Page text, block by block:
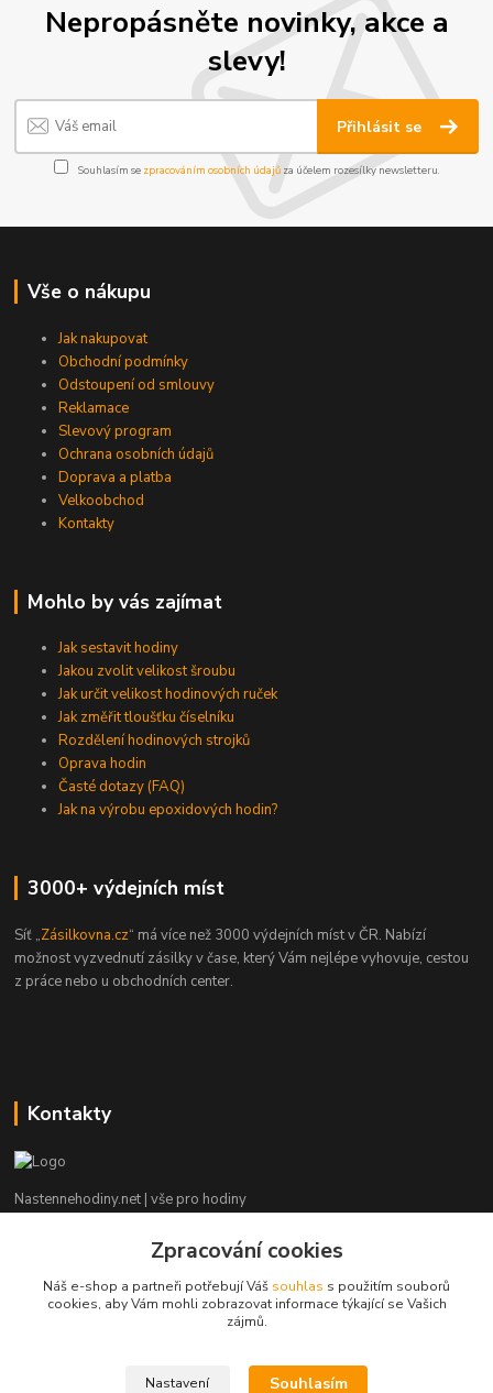
Nepropásněte novinky, akce a
slevy!
Přihlásit se
Souhlasím se zpracováním osobních údajůza účelem rozesílky newsletteru.
Vše o nákupu
Jak nakupovat
Obchodní podmínky
Odstoupení od smlouvy
Reklamace
Slevový program
Ochrana osobních údajů
Doprava a platba
Velkoobchod
Kontakty
Mohlo by vás zajímat
Jak sestavit hodiny
Jakou zvolit velikost šroubu
Jak určit velikost hodinových ruček
Jak změřit tloušťku číselníku
Rozdělení hodinových strojků
Oprava hodin
Časté dotazy (FAQ)
Jak na výrobu epoxidových hodin?
3000+ výdejních míst
Síť „Zásilkovna.cz“ má více než 3000 výdejních míst v ČR. Nabízí
možnost vyzvednutí zásilky v čase, který Vám nejlépe vyhovuje, cestou
z práce nebo u obchodních center.
Kontakty
Nastennehodiny.net | vše pro hodiny
Potřebujete poradit? Napište nám. ;-)
info@nastennehodiny.net
Zpracování cookies
Náš e-shop a partneři potřebují Váš souhlas s použitím souborů
cookies, aby Vám mohli zobrazovat informace týkající se Vašich
zájmů.
Nastavení Souhlasím